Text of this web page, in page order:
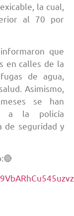
la cual,
al 70 por
que
en calles de la
de agua,
Asimismo,
se han
a la policía
de seguridad y